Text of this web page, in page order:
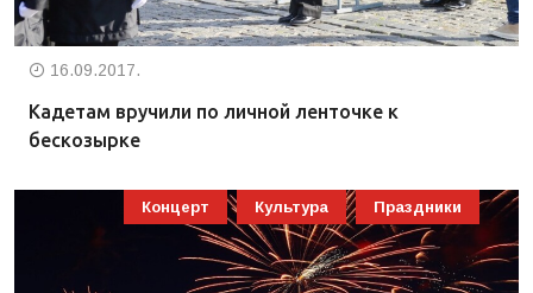
16.09.2017.
Кадетам вручили по личной ленточке к
бескозырке
Концерт Культура Праздники